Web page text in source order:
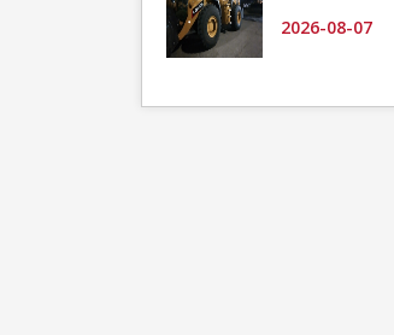
2026-08-07